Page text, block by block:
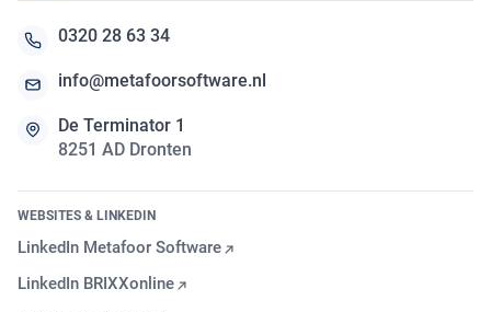
0320 28 63 34
info@metafoorsoftware.nl
De Terminator 1
8251 AD Dronten
WEBSITES & LINKEDIN
LinkedIn Metafoor Software
LinkedIn BRIXXonline